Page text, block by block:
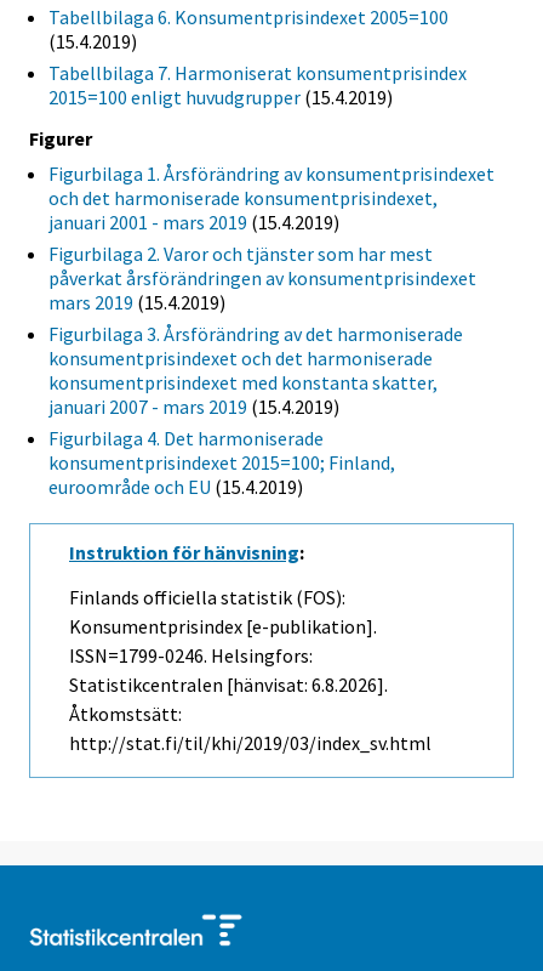
Tabellbilaga 6. Konsumentprisindexet 2005=100
(15.4.2019)
Tabellbilaga 7. Harmoniserat konsumentprisindex
2015=100 enligt huvudgrupper (15.4.2019)
Figurer
Figurbilaga 1. Årsförändring av konsumentprisindexet
och det harmoniserade konsumentprisindexet,
januari 2001 - mars 2019 (15.4.2019)
Figurbilaga 2. Varor och tjänster som har mest
påverkat årsförändringen av konsumentprisindexet
mars 2019 (15.4.2019)
Figurbilaga 3. Årsförändring av det harmoniserade
konsumentprisindexet och det harmoniserade
konsumentprisindexet med konstanta skatter,
januari 2007 - mars 2019 (15.4.2019)
Figurbilaga 4. Det harmoniserade
konsumentprisindexet 2015=100; Finland,
euroområde och EU (15.4.2019)
Instruktion för hänvisning:
Finlands officiella statistik (FOS):
Konsumentprisindex [e-publikation].
ISSN=1799-0246. Helsingfors:
Statistikcentralen [hänvisat: 6.8.2026].
Åtkomstsätt:
http://stat.fi/til/khi/2019/03/index_sv.html